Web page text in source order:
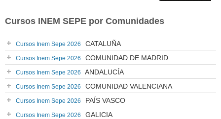
Cursos INEM SEPE por Comunidades
Cursos Inem Sepe 2026 CATALUÑA
Cursos Inem Sepe 2026 COMUNIDAD DE MADRID
Cursos Inem Sepe 2026 ANDALUCÍA
Cursos Inem Sepe 2026 COMUNIDAD VALENCIANA
Cursos Inem Sepe 2026 PAÍS VASCO
Cursos Inem Sepe 2026 GALICIA